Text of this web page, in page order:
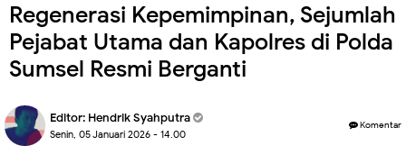
Regenerasi Kepemimpinan, Sejumlah
Pejabat Utama dan Kapolres di Polda
Sumsel Resmi Berganti
Editor: Hendrik Syahputra
Senin, 05 Januari 2026 - 14.00
Komentar